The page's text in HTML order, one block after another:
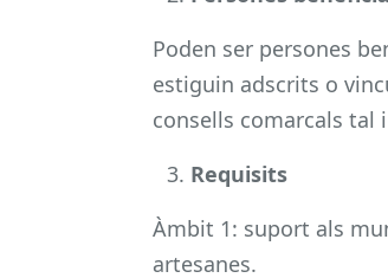
Poden ser persones
estiguin adscrits o
consells comarcals tal i
Requisits
Àmbit 1: suport als
artesanes.